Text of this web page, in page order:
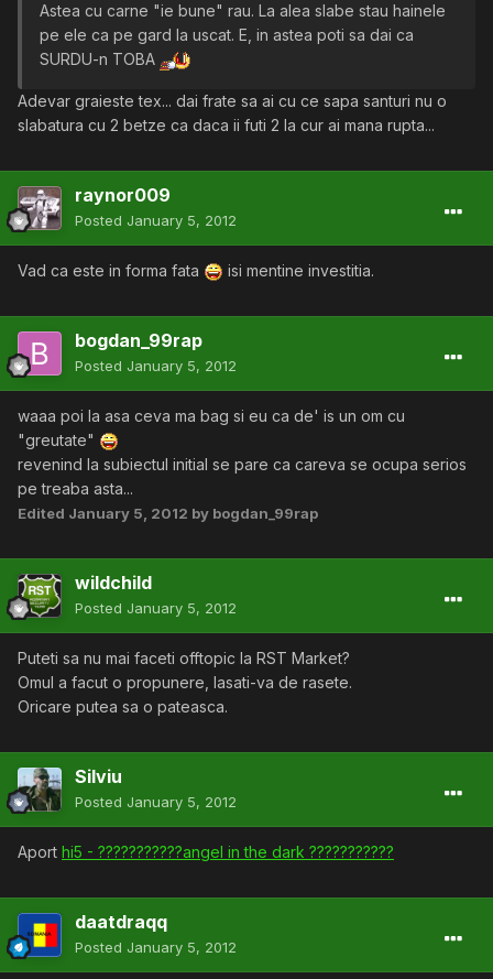
Astea cu carne "ie bune" rau. La alea slabe stau hainele
pe ele ca pe gard la uscat. E, in astea poti sa dai ca
SURDU-n TOBA
Adevar graieste tex... dai frate sa ai cu ce sapa santuri nu o
slabatura cu 2 betze ca daca ii futi 2 la cur ai mana rupta...
raynor009
Posted January 5, 2012
Vad ca este in forma fata isi mentine investitia.
bogdan_99rap
Posted January 5, 2012
waaa poi la asa ceva ma bag si eu ca de' is un om cu
"greutate"
revenind la subiectul initial se pare ca careva se ocupa serios
pe treaba asta...
Edited January 5, 2012 by bogdan_99rap
wildchild
Posted January 5, 2012
Puteti sa nu mai faceti offtopic la RST Market?
Omul a facut o propunere, lasati-va de rasete.
Oricare putea sa o pateasca.
Silviu
Posted January 5, 2012
Aport hi5 - ???????????angel in the dark ???????????
daatdraqq
Posted January 5, 2012